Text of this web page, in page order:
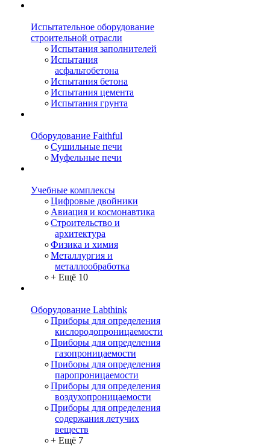
Испытательное оборудование
строительной отрасли
Испытания заполнителей
Испытания
асфальтобетона
Испытания бетона
Испытания цемента
Испытания грунта
Оборудование Faithful
Сушильные печи
Муфельные печи
Учебные комплексы
Цифровые двойники
Авиация и космонавтика
Строительство и
архитектура
Физика и химия
Металлургия и
металлообработка
+ Ещё 10
Оборудование Labthink
Приборы для определения
кислородопроницаемости
Приборы для определения
газопроницаемости
Приборы для определения
паропроницаемости
Приборы для определения
воздухопроницаемости
Приборы для определения
содержания летучих
веществ
+ Ещё 7